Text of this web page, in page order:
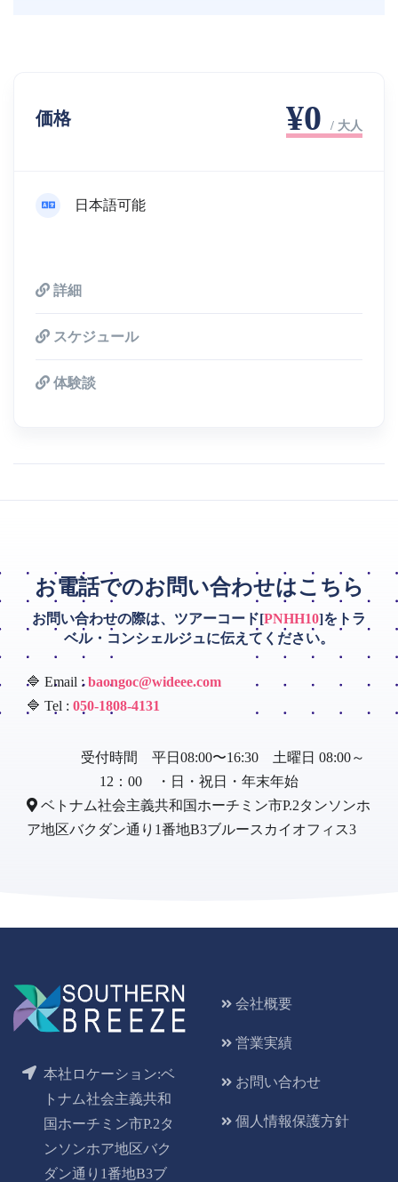
価格 ¥0 / 大人
日本語可能
詳細
スケジュール
体験談
お電話でのお問い合わせはこちら
お問い合わせの際は、ツアーコード[PNHH10]をトラ
ベル・コンシェルジュに伝えてください。
🔷 Email :baongoc@wideee.com
🔷 Tel : 050-1808-4131
受付時間 平日08:00〜16:30 土曜日 08:00～
12：00 ・日・祝日・年末年始
ベトナム社会主義共和国ホーチミン市P.2タンソンホ
ア地区バクダン通り1番地B3ブルースカイオフィス3
本社ロケーション:ベ
トナム社会主義共和
国ホーチミン市P.2タ
ンソンホア地区バク
ダン通り1番地B3ブ
会社概要
営業実績
お問い合わせ
個人情報保護方針